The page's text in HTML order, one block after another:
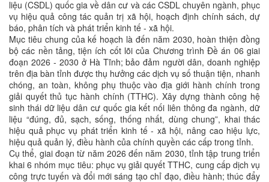
liệu (CSDL) quốc gia về dân cư và các CSDL chuyên ngành, phục
vụ hiệu quả công tác quản trị xã hội, hoạch định chính sách, dự
báo, phân tích và phát triển kinh tế - xã hội.
Mục tiêu chung của kế hoạch là đến năm 2030, hoàn thiện đồng
bộ các nền tảng, tiện ích cốt lõi của Chương trình Đề án 06 giai
đoạn 2026 - 2030 ở Hà Tĩnh; bảo đảm người dân, doanh nghiệp
trên địa bàn tỉnh được thụ hưởng các dịch vụ số thuận tiện, nhanh
chóng, an toàn, không phụ thuộc vào địa giới hành chính trong
giải quyết thủ tục hành chính (TTHC). Xây dựng thành công hệ
sinh thái dữ liệu dân cư quốc gia kết nối liên thông đa ngành, dữ
liệu “đúng, đủ, sạch, sống, thống nhất, dùng chung”, khai thác
hiệu quả phục vụ phát triển kinh tế - xã hội, nâng cao hiệu lực,
hiệu quả quản lý, điều hành của chính quyền các cấp trong tỉnh.
Cụ thể, giai đoạn từ năm 2026 đến năm 2030, tỉnh tập trung triển
khai 6 nhóm mục tiêu: phục vụ giải quyết TTHC, cung cấp dịch vụ
công trực tuyến và đổi mới sáng tạo chỉ đạo, điều hành; thúc đẩy